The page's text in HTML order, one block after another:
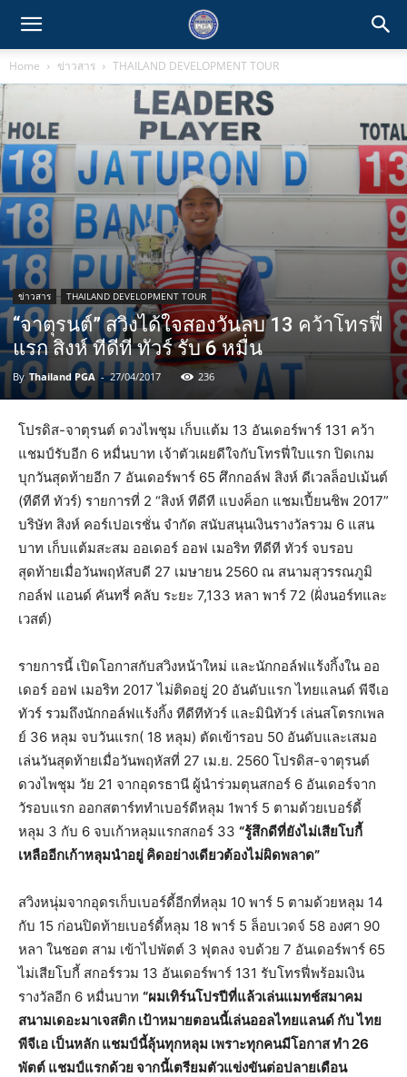
Home ข่าวสาร THAILAND DEVELOPMENT TOUR
ข่าวสาร THAILAND DEVELOPMENT TOUR
“จาตุรนต์” สวิงได้ใจสองวันลบ 13 คว้าโทรฟี่
แรก สิงห์ ทีดีที ทัวร์ รับ 6 หมื่น
By Thailand PGA - 27/04/2017 236
โปรดิส-จาตุรนต์ ดวงไพชุม เก็บแต้ม 13 อันเดอร์พาร์ 131 คว้า
แชมป์รับอีก 6 หมื่นบาท เจ้าตัวเผยดีใจกับโทรฟี่ใบแรก ปิดเกม
บุกวันสุดท้ายอีก 7 อันเดอร์พาร์ 65 ศึกกอล์ฟ สิงห์ ดีเวลล็อปเม้นต์
(ทีดีที ทัวร์) รายการที่ 2 “สิงห์ ทีดีที แบงค็อก แชมเปี้ยนชิพ 2017”
บริษัท สิงห์ คอร์เปอเรชั่น จำกัด สนับสนุนเงินรางวัลรวม 6 แสน
บาท เก็บแต้มสะสม ออเดอร์ ออฟ เมอริท ทีดีที ทัวร์ จบรอบ
สุดท้ายเมื่อวันพฤหัสบดี 27 เมษายน 2560 ณ สนามสุวรรณภูมิ
กอล์ฟ แอนด์ คันทรี่ คลับ ระยะ 7,133 หลา พาร์ 72 (ฝั่งนอร์ทและ
เวสต์)
รายการนี้ เปิดโอกาสกับสวิงหน้าใหม่ และนักกอล์ฟแร้งกิ้งใน ออ
เดอร์ ออฟ เมอริท 2017 ไม่ติดอยู่ 20 อันดับแรก ไทยแลนด์ พีจีเอ
ทัวร์ รวมถึงนักกอล์ฟแร้งกิ้ง ทีดีทีทัวร์ และมินิทัวร์ เล่นสโตรกเพล
ย์ 36 หลุม จบวันแรก( 18 หลุม) ตัดเข้ารอบ 50 อันดับและเสมอ
เล่นวันสุดท้ายเมื่อวันพฤหัสที่ 27 เม.ย. 2560 โปรดิส-จาตุรนต์
ดวงไพชุม วัย 21 จากอุดรธานี ผู้นำร่วมตุนสกอร์ 6 อันเดอร์จาก
วัรอบแรก ออกสตาร์ททำเบอร์ดีหลุม 1พาร์ 5 ตามด้วยเบอร์ดี้
หลุม 3 กับ 6 จบเก้าหลุมแรกสกอร์ 33 “รู้สึกดีที่ยังไม่เสียโบกี้
เหลืออีกเก้าหลุมนำอยู่ คิดอย่างเดียวต้องไม่ผิดพลาด”
สวิงหนุ่มจากอุดรเก็บเบอร์ดี้อีกที่หลุม 10 พาร์ 5 ตามด้วยหลุม 14
กับ 15 ก่อนปิดท้ายเบอร์ดี้หลุม 18 พาร์ 5 ล็อบเวดจ์ 58 องศา 90
หลา ในชอต สาม เข้าไปพัตต์ 3 ฟุตลง จบด้วย 7 อันเดอร์พาร์ 65
ไม่เสียโบกี้ สกอร์รวม 13 อันเดอร์พาร์ 131 รับโทรฟี่พร้อมเงิน
รางวัลอีก 6 หมื่นบาท “ผมเทิร์นโปรปีที่แล้วเล่นแมทช์สมาคม
สนามเดอะมาเจสติก เป้าหมายตอนนี้เล่นออลไทยแลนด์ กับ ไทย
พีจีเอ เป็นหลัก แชมป์นี้ลุ้นทุกหลุม เพราะทุกคนมีโอกาส ทำ 26
พัตต์ แชมป์แรกด้วย จากนี้เตรียมตัวแข่งขันต่อปลายเดือน